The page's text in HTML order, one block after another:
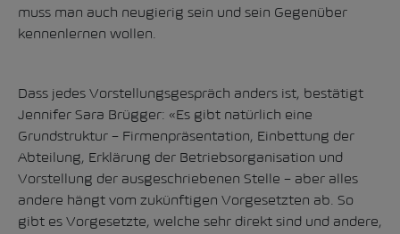
muss man auch neugierig sein und sein Gegenüber
kennenlernen wollen.
Dass jedes Vorstellungsgespräch anders ist, bestätigt
Jennifer Sara Brügger: «Es gibt natürlich eine
Grundstruktur – Firmenpräsentation, Einbettung der
Abteilung, Erklärung der Betriebsorganisation und
Vorstellung der ausgeschriebenen Stelle – aber alles
andere hängt vom zukünftigen Vorgesetzten ab. So
gibt es Vorgesetzte, welche sehr direkt sind und andere,